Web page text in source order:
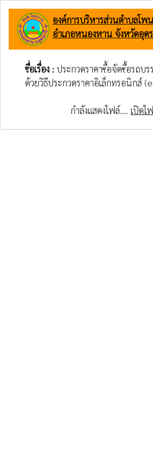
องค์การบริหารส่วนตำบลโพ
อำเภอหนองหาน จังหวัดอุด
ชื่อเรื่อง : ประกวดราคาซื้อจัดซื้อรถบร
ด้วยวิธีประกวดราคาอิเล็กทรอนิกส์
กำลังแสดงไฟล์.... เปิดไ